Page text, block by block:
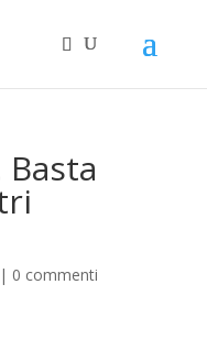
Basta
| 0 commenti